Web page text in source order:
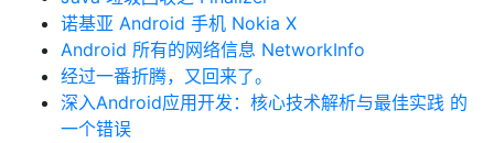
诺基亚 Android 手机 Nokia X
Android 所有的网络信息 NetworkInfo
经过一番折腾，又回来了。
深入Android应用开发：核心技术解析与最佳实践 的
一个错误